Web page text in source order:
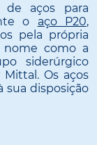
de aços para
o aço P20,
pela própria
nome como a
siderúrgico
Os aços
sua disposição